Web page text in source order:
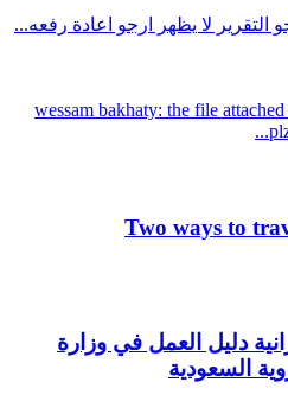
التقرير لا يظهر ارجو اعادة رفعه...
wessam bakhaty: the file
Two ways to
دليل العمل في وزارة
السعودية